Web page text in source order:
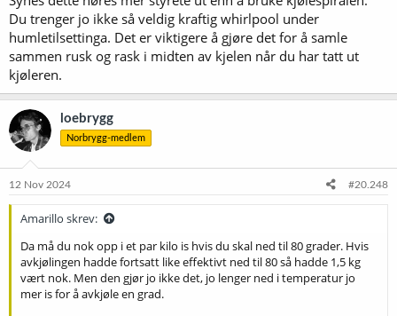
Du trenger jo ikke så veldig kraftig whirlpool under
humletilsettinga. Det er viktigere å gjøre det for å samle
sammen rusk og rask i midten av kjelen når du har tatt ut
kjøleren.
loebrygg
Norbrygg-medlem
12 Nov 2024 #20.248
Amarillo skrev:
Da må du nok opp i et par kilo is hvis du skal ned til 80 grader. Hvis
avkjølingen hadde fortsatt like effektivt ned til 80 så hadde 1,5 kg
vært nok. Men den gjør jo ikke det, jo lenger ned i temperatur jo
mer is for å avkjøle en grad.